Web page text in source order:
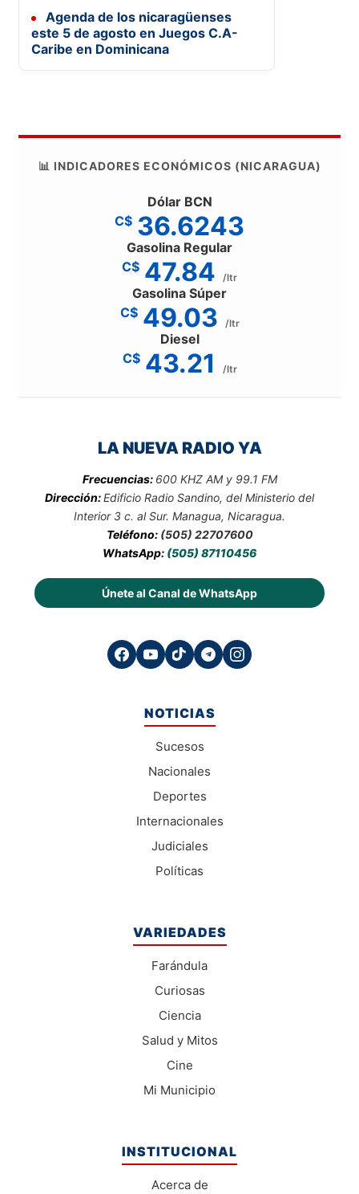
Agenda de los nicaragüenses
este 5 de agosto en Juegos C.A-
Caribe en Dominicana
📊 INDICADORES ECONÓMICOS (NICARAGUA)
Dólar BCN
C$ 36.6243
Gasolina Regular
C$ 47.84 /ltr
Gasolina Súper
C$ 49.03 /ltr
Diesel
C$ 43.21 /ltr
LA NUEVA RADIO YA
Frecuencias: 600 KHZ AM y 99.1 FM
Dirección:Edificio Radio Sandino, del Ministerio del
Interior 3 c. al Sur. Managua, Nicaragua.
Teléfono: (505) 22707600
WhatsApp: (505) 87110456
Únete al Canal de WhatsApp
NOTICIAS
Sucesos
Nacionales
Deportes
Internacionales
Judiciales
Políticas
VARIEDADES
Farándula
Curiosas
Ciencia
Salud y Mitos
Cine
Mi Municipio
INSTITUCIONAL
Acerca de